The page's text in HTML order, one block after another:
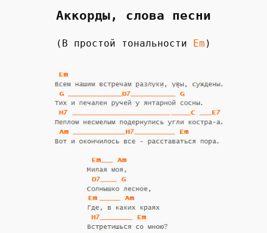
Аккорды, слова песни
(В простой тональности Em )